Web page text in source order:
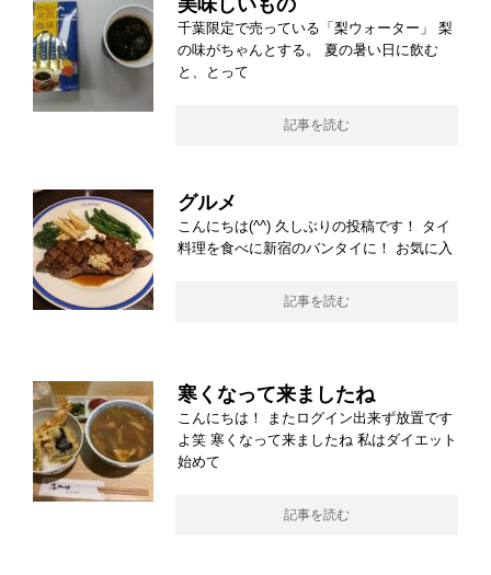
美味しいもの
千葉限定で売っている「梨ウォーター」 梨
の味がちゃんとする。 夏の暑い日に飲む
と、とって
記事を読む
グルメ
こんにちは(^^) 久しぶりの投稿です！ タイ
料理を食べに新宿のバンタイに！ お気に入
記事を読む
寒くなって来ましたね
こんにちは！ またログイン出来ず放置です
よ笑 寒くなって来ましたね 私はダイエット
始めて
記事を読む